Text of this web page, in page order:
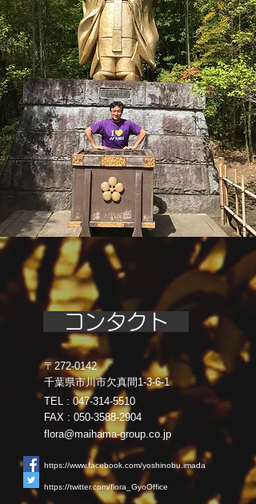
コンタクト
〒272-0142
千葉県市川市欠真間1-3-6-1
TEL : 047-314-5510
FAX : 050-3588-2904
flora@maihama-group.co.jp
https://www.facebook.com/yoshinobu.imada
https://twitter.com/flora_GyoOffice